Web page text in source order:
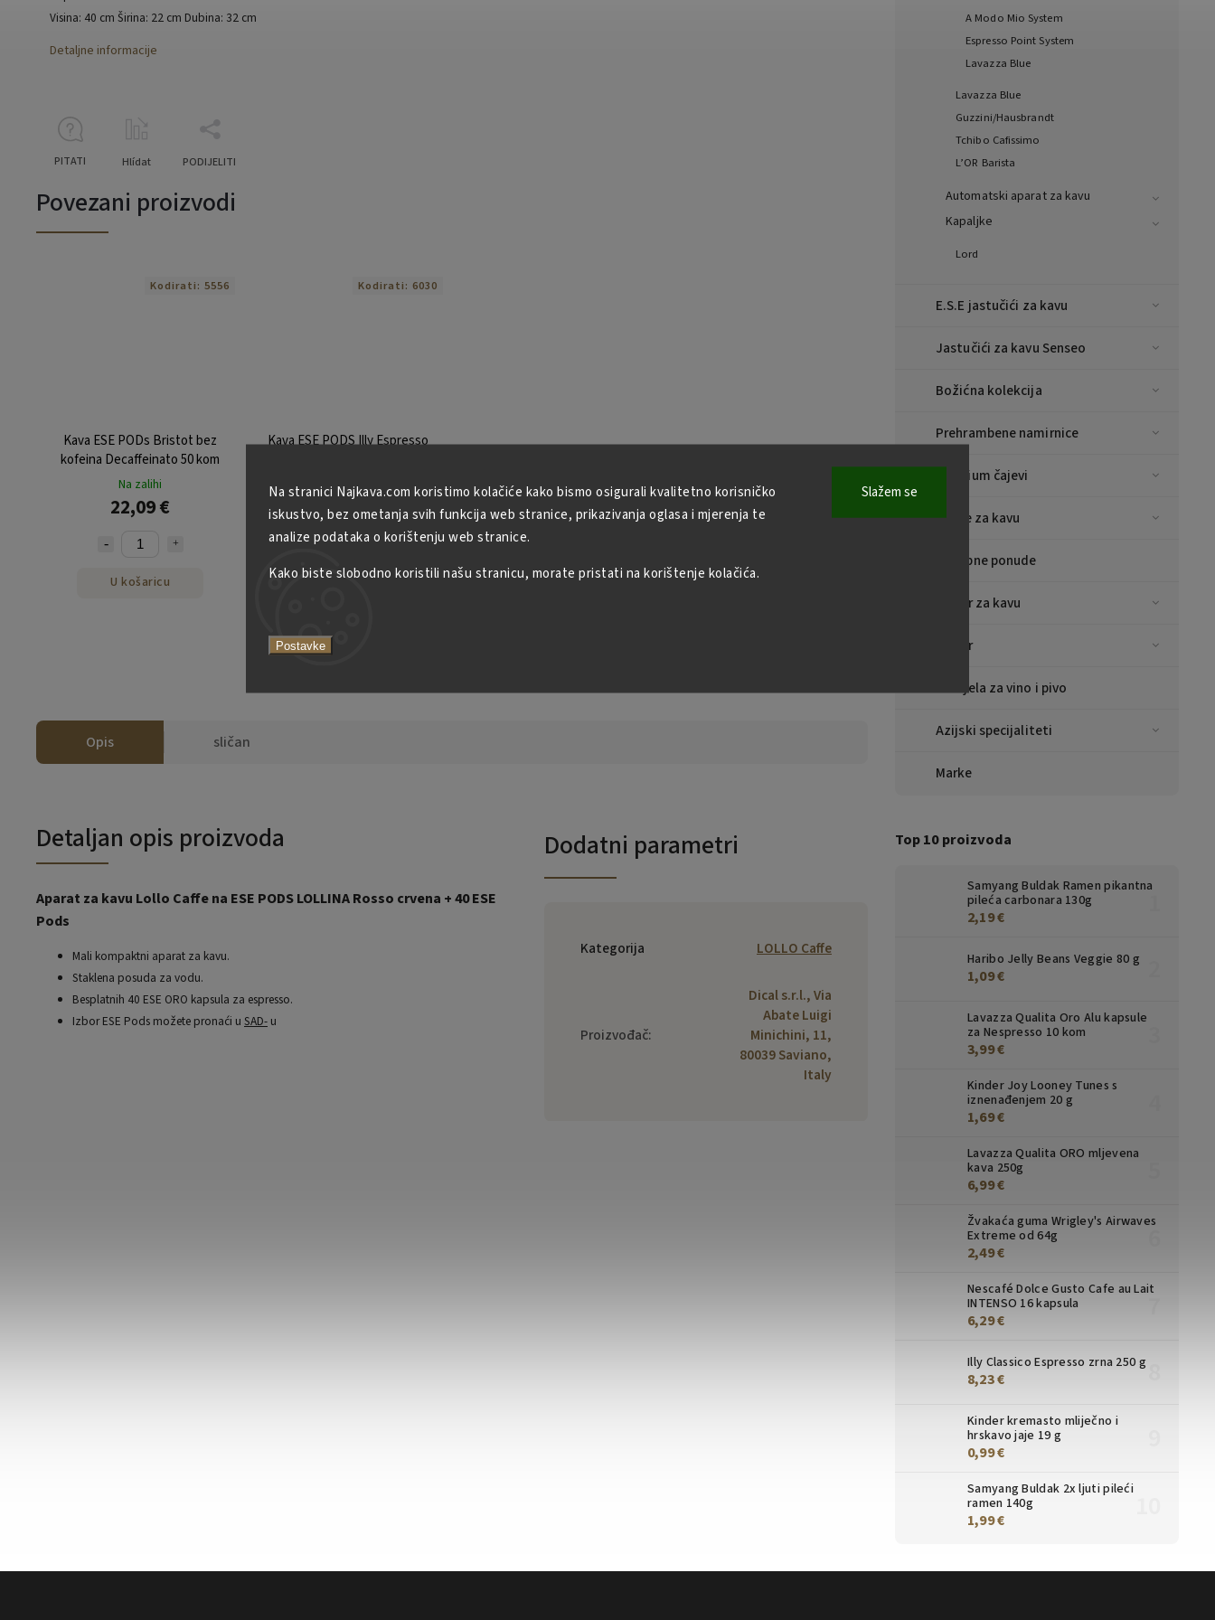
Na stranici Najkava.com koristimo kolačiće kako bismo osigurali kvalitetno korisničko
iskustvo, bez ometanja svih funkcija web stranice, prikazivanja oglasa i mjerenja te
analize podataka o korištenju web stranice.
Kako biste slobodno koristili našu stranicu, morate pristati na korištenje kolačića.
Postavke
Slažem se
A Modo Mio System
Espresso Point System
Lavazza Blue
Lavazza Blue
Guzzini/Hausbrandt
Tchibo Cafissimo
L’OR Barista
Automatski aparat za kavu
Kapaljke
Lord
E.S.E jastučići za kavu
Jastučići za kavu Senseo
Božićna kolekcija
Prehrambene namirnice
Premium čajevi
Šalice za kavu
Posebne ponude
Pribor za kavu
Pribor
Predjela za vino i pivo
Azijski specijaliteti
Marke
Top 10 proizvoda
Samyang Buldak Ramen pikantna
pileća carbonara 130g
2,19 €
Haribo Jelly Beans Veggie 80 g
1,09 €
Lavazza Qualita Oro Alu kapsule
za Nespresso 10 kom
3,99 €
Kinder Joy Looney Tunes s
iznenađenjem 20 g
1,69 €
Lavazza Qualita ORO mljevena
kava 250g
6,99 €
Žvakaća guma Wrigley's Airwaves
Extreme od 64g
2,49 €
Nescafé Dolce Gusto Cafe au Lait
INTENSO 16 kapsula
6,29 €
Illy Classico Espresso zrna 250 g
8,23 €
Kinder kremasto mliječno i
hrskavo jaje 19 g
0,99 €
Samyang Buldak 2x ljuti pileći
ramen 140g
1,99 €
Visina: 40 cm Širina: 22 cm Dubina: 32 cm
Detaljne informacije
PITATI Hlídat PODIJELITI
Povezani proizvodi
Kava ESE PODs Bristot bez
kofeina Decaffeinato 50 kom
Na zalihi
22,09 €
U košaricu
Kodirati: 5556
Kava ESE PODS Illy Espresso
Na zalihi
62,29 €
U košaricu
Kodirati: 6030
Opis sličan
Detaljan opis proizvoda
Aparat za kavu Lollo Caffe na ESE PODS LOLLINA Rosso crvena + 40 ESE
Pods
Mali kompaktni aparat za kavu.
Staklena posuda za vodu.
Besplatnih 40 ESE ORO kapsula za espresso.
Izbor ESE Pods možete pronaći u SAD- u
Dodatni parametri
Kategorija LOLLO Caffe
Proizvođač:
Dical s.r.l., Via
Abate Luigi
Minichini, 11,
80039 Saviano,
Italy